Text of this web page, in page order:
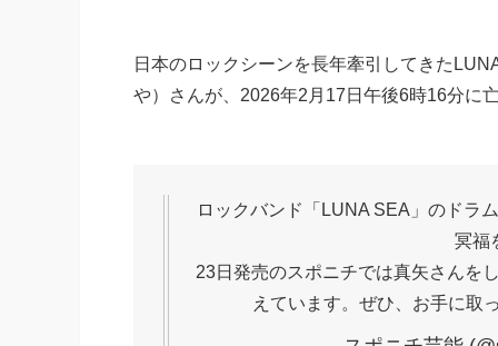
日本のロックシーンを長年牽引してきた
や）さんが、2026年2月17日午後6時16分に
ロックバンド「LUNA SEA」のドラ
冥福
23日発売のスポニチでは真矢さんを
えています。ぜひ、お手に取